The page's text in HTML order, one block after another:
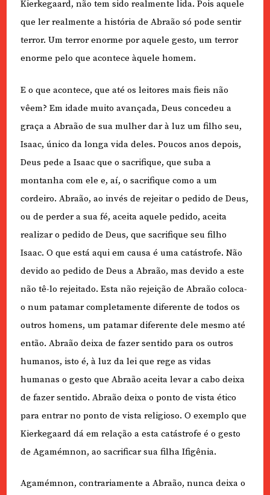
Kierkegaard, não tem sido realmente lida. Pois aquele
que ler realmente a história de Abraão só pode sentir
terror. Um terror enorme por aquele gesto, um terror
enorme pelo que acontece àquele homem.
E o que acontece, que até os leitores mais fieis não
vêem? Em idade muito avançada, Deus concedeu a
graça a Abraão de sua mulher dar à luz um filho seu,
Isaac, único da longa vida deles. Poucos anos depois,
Deus pede a Isaac que o sacrifique, que suba a
montanha com ele e, aí, o sacrifique como a um
cordeiro. Abraão, ao invés de rejeitar o pedido de Deus,
ou de perder a sua fé, aceita aquele pedido, aceita
realizar o pedido de Deus, que sacrifique seu filho
Isaac. O que está aqui em causa é uma catástrofe. Não
devido ao pedido de Deus a Abraão, mas devido a este
não tê-lo rejeitado. Esta não rejeição de Abraão coloca-
o num patamar completamente diferente de todos os
outros homens, um patamar diferente dele mesmo até
então. Abraão deixa de fazer sentido para os outros
humanos, isto é, à luz da lei que rege as vidas
humanas o gesto que Abraão aceita levar a cabo deixa
de fazer sentido. Abraão deixa o ponto de vista ético
para entrar no ponto de vista religioso. O exemplo que
Kierkegaard dá em relação a esta catástrofe é o gesto
de Agamémnon, ao sacrificar sua filha Ifigênia.
Agamémnon, contrariamente a Abraão, nunca deixa o